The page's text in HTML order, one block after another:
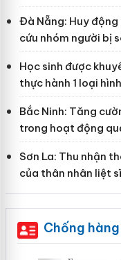
Đà Nẵng: Huy động
cứu nhóm người bị
Học sinh được
thực hành 1 loại
Bắc Ninh: Tăng
trong hoạt động
Sơn La: Thu nhận
của thân nhân liệt sĩ
Chống